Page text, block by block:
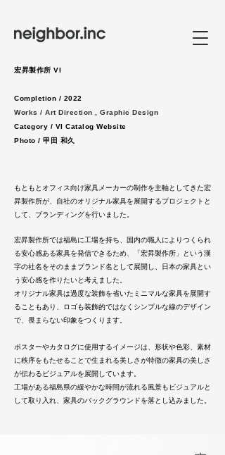
​宏昇製作所 VI
Completion / 2022
Works / Art Direction , Graphic Design
Category / VI Catalog Website
Photo / 甲田 和久
もともとオフィス向け家具メーカーの制作を主軸としてきた宏
昇製作所が、自社のオリジナル家具を展開するプロジェクトと
して、ブランディングを行いました。
宏昇製作所では福島に工場を持ち、国内の職人によりつくられ
る安心感ある家具を発信できるため、「宏昇製作所」という漢
字の社名をそのままブランド名として展開し、日本の家具とい
う安心感を作りたいと考えました。
オリジナル家具は過度な装飾を省いたミニマルな家具を展開す
ることもあり、ロゴも装飾的ではなくシンプルな線のデザイン
で、畏まらない印象をつくります。
ポスターやカタログに使用するイメージは、形状や色彩、素材
に秩序をもたせることで生まれる美しさが特徴の家具の美しさ
が伝わるビジュアルを展開しています。
​工場がある福島県の緩やかな時間が流れる風景もビジュアルと
して取り入れ、家具のバックグラウンドを落とし込みました。